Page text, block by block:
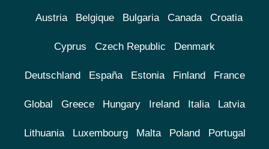
Austria Belgique Bulgaria Canada Croatia
Cyprus Czech Republic Denmark
Deutschland España Estonia Finland France
Global Greece Hungary Ireland Italia Latvia
Lithuania Luxembourg Malta Poland Portugal